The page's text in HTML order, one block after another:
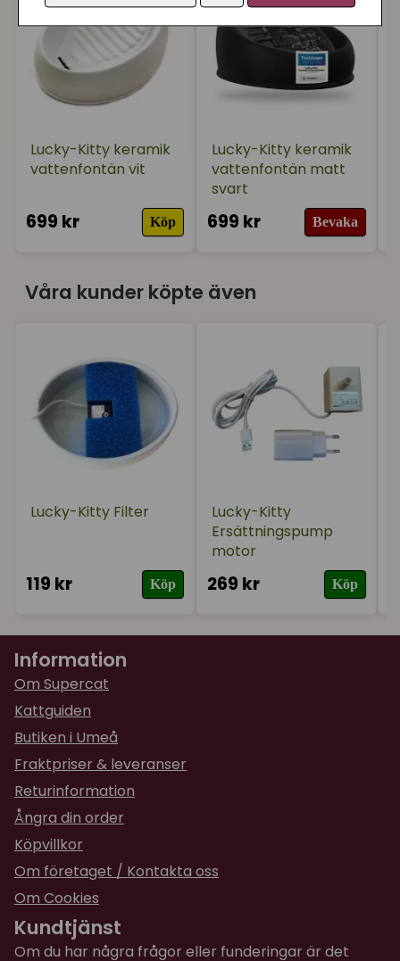
Lucky-Kitty keramik
vattenfontän vit
699 kr Köp
Lucky-Kitty keramik
vattenfontän matt
svart
699 kr Bevaka
Våra kunder köpte även
Lucky-Kitty Filter
119 kr Köp
Lucky-Kitty
Ersättningspump
motor
269 kr Köp
Information
Om Supercat
Kattguiden
Butiken i Umeå
Fraktpriser & leveranser
Returinformation
Ångra din order
Köpvillkor
Om företaget / Kontakta oss
Om Cookies
Kundtjänst
Om du har några frågor eller funderingar är det